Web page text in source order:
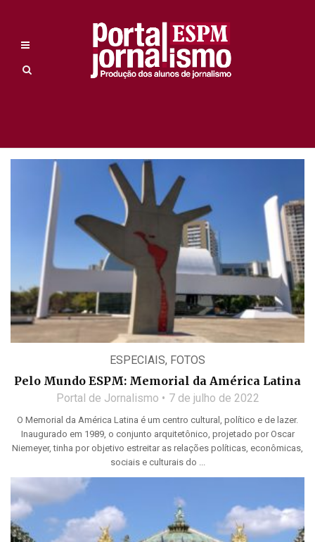
ESPECIAIS, FOTOS
Pelo Mundo ESPM: Memorial da América Latina
Portal de Jornalismo 7 de julho de 2022
O Memorial da América Latina é um centro cultural, político e de lazer.
Inaugurado em 1989, o conjunto arquitetônico, projetado por Oscar
Niemeyer, tinha por objetivo estreitar as relações políticas, econômicas,
sociais e culturais do ...